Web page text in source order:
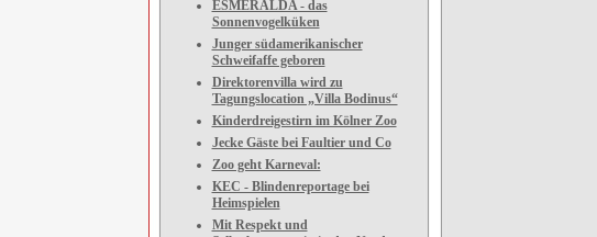
ESMERALDA - das
Sonnenvogelküken
Junger südamerikanischer
Schweifaffe geboren
Direktorenvilla wird zu
Tagungslocation „Villa Bodinus“
Kinderdreigestirn im Kölner Zoo
Jecke Gäste bei Faultier und Co
Zoo geht Karneval:
KEC - Blindenreportage bei
Heimspielen
Mit Respekt und